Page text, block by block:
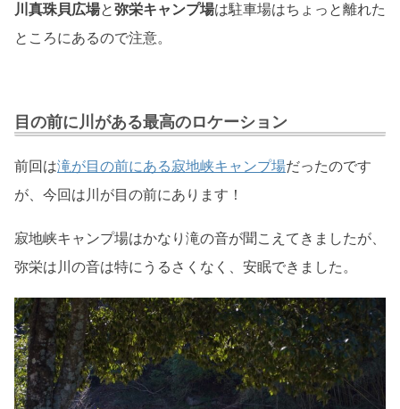
川真珠貝広場と弥栄キャンプ場は駐車場はちょっと離れた
ところにあるので注意。
目の前に川がある最高のロケーション
前回は滝が目の前にある寂地峡キャンプ場だったのです
が、今回は川が目の前にあります！
寂地峡キャンプ場はかなり滝の音が聞こえてきましたが、
弥栄は川の音は特にうるさくなく、安眠できました。